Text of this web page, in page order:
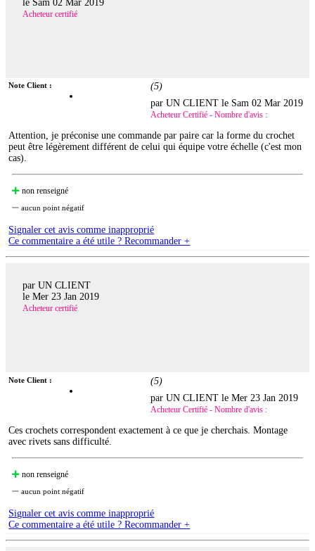
le Sam 02 Mar 2019
Acheteur certifié
Note Client : (5)
par UN CLIENT le Sam 02 Mar 2019
Acheteur Certifié - Nombre d'avis :
Attention, je préconise une commande par paire car la forme du crochet
peut être légèrement différent de celui qui équipe votre échelle (c'est mon
cas).
non renseigné
aucun point négatif
Signaler cet avis comme inapproprié
Ce commentaire a été utile ? Recommander +
par UN CLIENT
le Mer 23 Jan 2019
Acheteur certifié
Note Client : (5)
par UN CLIENT leMer 23 Jan 2019
Acheteur Certifié - Nombre d'avis :
Ces crochets correspondent exactement à ce que je cherchais. Montage
avec rivets sans difficulté.
non renseigné
aucun point négatif
Signaler cet avis comme inapproprié
Ce commentaire a été utile ? Recommander +